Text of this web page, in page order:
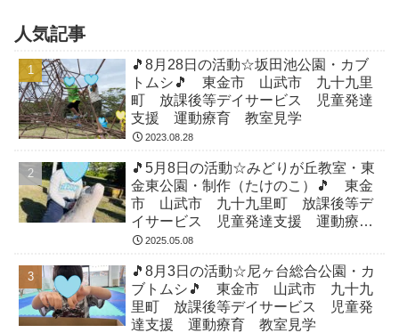
人気記事
🎵8月28日の活動☆坂田池公園・カブ
トムシ🎵 東金市 山武市 九十九里
町 放課後等デイサービス 児童発達
支援 運動療育 教室見学
2023.08.28
🎵5月8日の活動☆みどりが丘教室・東
金東公園・制作（たけのこ）🎵 東金
市 山武市 九十九里町 放課後等デ
イサービス 児童発達支援 運動療
育 教室見学
2025.05.08
🎵8月3日の活動☆尼ヶ台総合公園・カ
ブトムシ🎵 東金市 山武市 九十九
里町 放課後等デイサービス 児童発
達支援 運動療育 教室見学